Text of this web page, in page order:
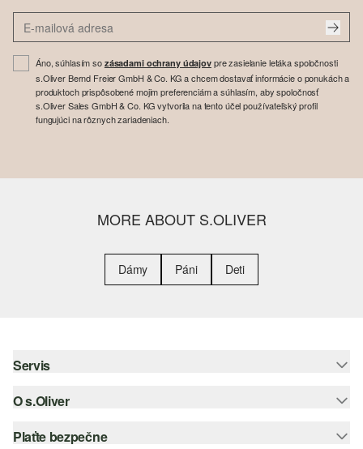
Áno, súhlasím so zásadami ochrany údajovpre zasielanie letáka spoločnosti
s.Oliver Bernd Freier GmbH & Co. KG a chcem dostavať informácie o ponukách a
produktoch prispôsobené mojim preferenciám a súhlasím, aby spoločnosť
s.Oliver Sales GmbH & Co. KG vytvorila na tento účel používateľský profil
fungujúci na rôznych zariadeniach.
MORE ABOUT S.OLIVER
Dámy Páni Deti
Servis
Pomoc a FAQ
Nápoveda k veľkostiam
O s.Oliver
Leták
Plaťte bezpečne